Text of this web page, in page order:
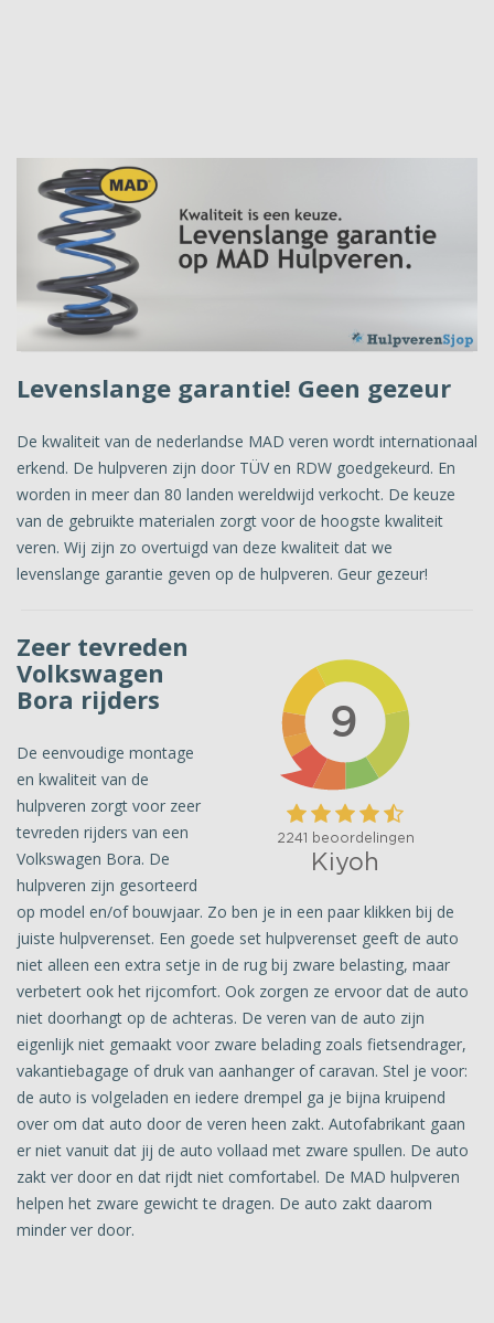
Levenslange garantie! Geen gezeur
De kwaliteit van de nederlandse MAD veren wordt internationaal
erkend. De hulpveren zijn door TÜV en RDW goedgekeurd. En
worden in meer dan 80 landen wereldwijd verkocht. De keuze
van de gebruikte materialen zorgt voor de hoogste kwaliteit
veren. Wij zijn zo overtuigd van deze kwaliteit dat we
levenslange garantie geven op de hulpveren. Geur gezeur!
Zeer tevreden
Volkswagen
Bora rijders
De eenvoudige montage
en kwaliteit van de
hulpveren zorgt voor zeer
tevreden rijders van een
Volkswagen Bora. De
hulpveren zijn gesorteerd
op model en/of bouwjaar. Zo ben je in een paar klikken bij de
juiste hulpverenset. Een goede set hulpverenset geeft de auto
niet alleen een extra setje in de rug bij zware belasting, maar
verbetert ook het rijcomfort. Ook zorgen ze ervoor dat de auto
niet doorhangt op de achteras. De veren van de auto zijn
eigenlijk niet gemaakt voor zware belading zoals fietsendrager,
vakantiebagage of druk van aanhanger of caravan. Stel je voor:
de auto is volgeladen en iedere drempel ga je bijna kruipend
over om dat auto door de veren heen zakt. Autofabrikant gaan
er niet vanuit dat jij de auto vollaad met zware spullen. De auto
zakt ver door en dat rijdt niet comfortabel. De MAD hulpveren
helpen het zware gewicht te dragen. De auto zakt daarom
minder ver door.